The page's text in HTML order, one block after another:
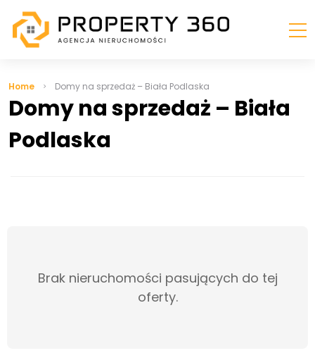
Home Domy na sprzedaż – Biała Podlaska
Domy na sprzedaż – Biała
Podlaska
Brak nieruchomości pasujących do tej
oferty.